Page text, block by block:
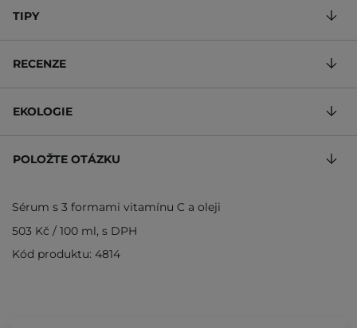
TIPY
RECENZE
EKOLOGIE
POLOŽTE OTÁZKU
Sérum s 3 formami vitamínu C a oleji
503 Kč / 100 ml, s DPH
Kód produktu: 4814